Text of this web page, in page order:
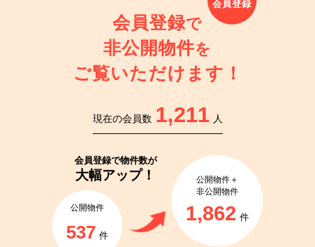
会員登録で
非公開物件を
ご覧いただけます！
現在の会員数 1,211 人
会員登録で物件数が
大幅アップ！
公開物件
537 件
公開物件＋
非公開物件
1,862 件